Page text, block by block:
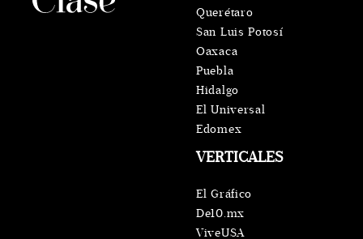
VERTICALES
El Gráfico
De10.mx
ViveUSA
Querétaro
San Luis Potosí
Oaxaca
Puebla
Hidalgo
El Universal
Edomex